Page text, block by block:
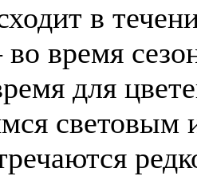
в
время
для
световым